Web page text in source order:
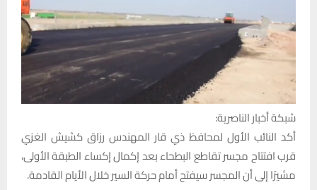
شبكة أخبار الناصرية:
أكد النائب الأول لمحافظ ذي قار المهندس رزاق كشيش الغزي
قرب افتتاح مجسر تقاطع البطحاء بعد إكمال إكساء الطبقة الأولى،
مشيرًا إلى أن المجسر سيفتح أمام حركة السير خلال الأيام القادمة.